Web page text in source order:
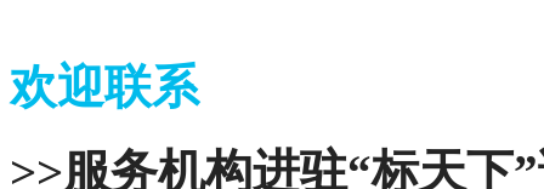
欢迎联系
>>服务机构进驻“标天下